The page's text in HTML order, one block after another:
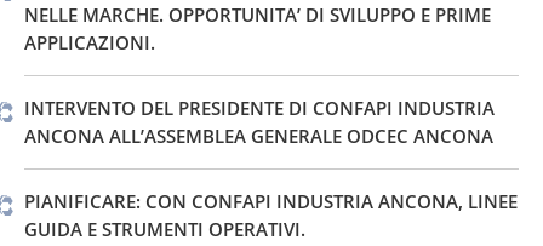
NELLE MARCHE. OPPORTUNITA’ DI SVILUPPO E PRIME
APPLICAZIONI.
INTERVENTO DEL PRESIDENTE DI CONFAPI INDUSTRIA
ANCONA ALL’ASSEMBLEA GENERALE ODCEC ANCONA
PIANIFICARE: CON CONFAPI INDUSTRIA ANCONA, LINEE
GUIDA E STRUMENTI OPERATIVI.